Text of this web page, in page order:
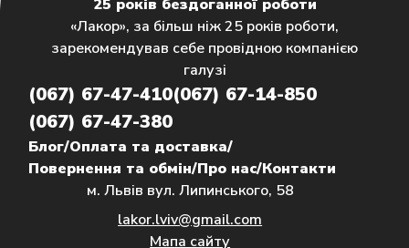
25 років бездоганної роботи
«Лакор», за більш ніж 25 років роботи,
зарекомендував себе провідною компанією
галузі
(067) 67-47-410(067) 67-14-850
(067) 67-47-380
Блог/Оплата та доставка/
Повернення та обмін/Про нас/Контакти
м. Львів вул. Липинського, 58
lakor.lviv@gmail.com
Мапа сайту